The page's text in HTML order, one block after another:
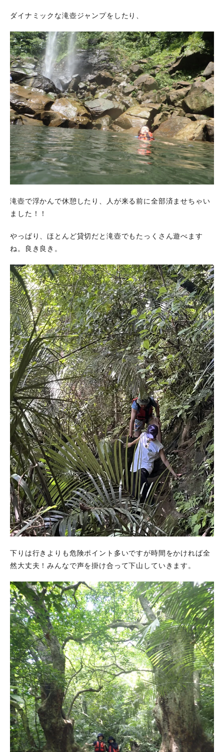
ダイナミックな滝壺ジャンプをしたり、
滝壺で浮かんで休憩したり、人が来る前に全部済ませちゃい
ました！！
やっぱり、ほとんど貸切だと滝壺でもたっくさん遊べます
ね。良き良き。
下りは行きよりも危険ポイント多いですが時間をかければ全
然大丈夫！みんなで声を掛け合って下山していきます。